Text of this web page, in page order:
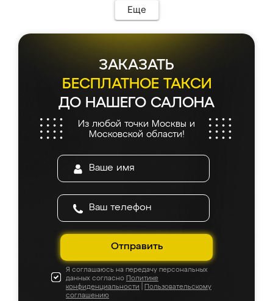
Еще
ЗАКАЗАТЬ
БЕСПЛАТНОЕ ТАКСИ
ДО НАШЕГО САЛОНА
Из любой точки Москвы и
Московской области!
Отправить
Я соглашаюсь на передачу персональных
данных согласно Политике
конфиденциальности
Пользовательскому
соглашению